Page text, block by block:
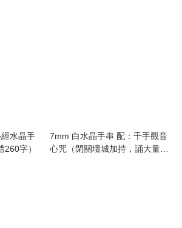
水晶手
字）
7mm 白水晶手串 配：千手觀音
心咒（閉關壇城加持，誦大量六